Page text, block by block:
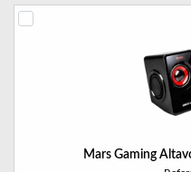
Mars Gaming